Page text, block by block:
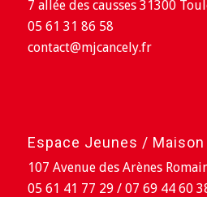
7 allée des causses 31300
05 61 31 86 58
contact@mjcancely.fr
Espace Jeunes /
107 Avenue des Arènes
05 61 41 77 29 / 07 69 44 60